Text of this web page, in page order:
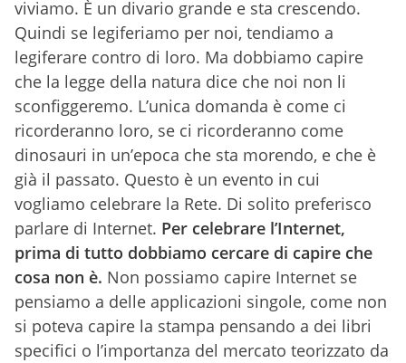
viviamo. È un divario grande e sta crescendo.
Quindi se legiferiamo per noi, tendiamo a
legiferare contro di loro. Ma dobbiamo capire
che la legge della natura dice che noi non li
sconfiggeremo. L’unica domanda è come ci
ricorderanno loro, se ci ricorderanno come
dinosauri in un’epoca che sta morendo, e che è
già il passato. Questo è un evento in cui
vogliamo celebrare la Rete. Di solito preferisco
parlare di Internet. Per celebrare l’Internet,
prima di tutto dobbiamo cercare di capire che
cosa non è. Non possiamo capire Internet se
pensiamo a delle applicazioni singole, come non
si poteva capire la stampa pensando a dei libri
specifici o l’importanza del mercato teorizzato da